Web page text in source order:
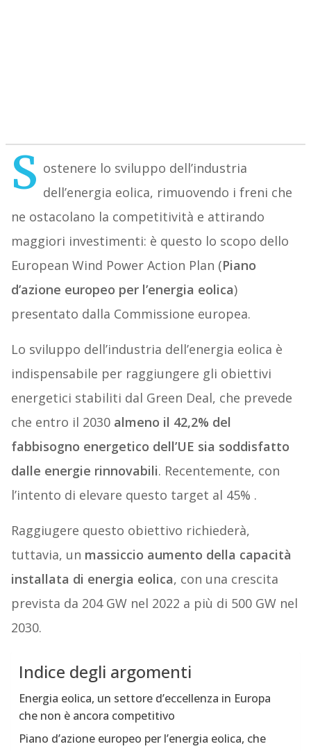
S ostenere lo sviluppo dell’industria
dell’energia eolica, rimuovendo i freni che
ne ostacolano la competitività e attirando
maggiori investimenti: è questo lo scopo dello
European Wind Power Action Plan (Piano
d’azione europeo per l’energia eolica)
presentato dalla Commissione europea.
Lo sviluppo dell’industria dell’energia eolica è
indispensabile per raggiungere gli obiettivi
energetici stabiliti dal Green Deal, che prevede
che entro il 2030 almeno il 42,2% del
fabbisogno energetico dell’UE sia soddisfatto
dalle energie rinnovabili. Recentemente, con
l’intento di elevare questo target al 45% .
Raggiugere questo obiettivo richiederà,
tuttavia, un massiccio aumento della capacità
installata di energia eolica, con una crescita
prevista da 204 GW nel 2022 a più di 500 GW nel
2030.
Indice degli argomenti
Energia eolica, un settore d’eccellenza in Europa
che non è ancora competitivo
Piano d’azione europeo per l’energia eolica, che